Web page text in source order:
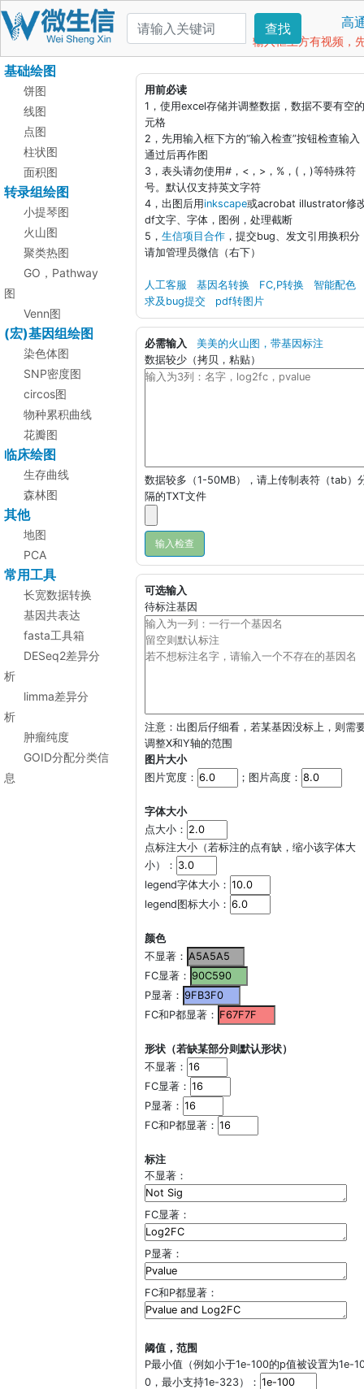
查找 高
输入框上方有视频，
基础绘图
饼图
线图
点图
柱状图
面积图
转录组绘图
小提琴图
火山图
聚类热图
GO，Pathway
图
Venn图
(宏)基因组绘图
染色体图
SNP密度图
circos图
物种累积曲线
花瓣图
临床绘图
生存曲线
森林图
其他
地图
PCA
常用工具
长宽数据转换
基因共表达
fasta工具箱
DESeq2差异分
析
limma差异分
析
肿瘤纯度
GOID分配分类信
息
用前必读
1，使用excel存储并调整数据，数据不要有空
元格
2，先用输入框下方的“输入检查”按钮检查输入
通过后再作图
3，表头请勿使用#，<，>，%，(，)等特殊符
号。默认仅支持英文字符
4，出图后用inkscape或acrobat illustrator修
df文字、字体，图例，处理截断
5， 生信项目合作 ，提交bug、发文引用换积分
请加管理员微信（右下）
人工客服 基因名转换 FC,P转换
智能配色
求及bug提交
pdf转图片
必需输入
美美的火山图，带基因标注
数据较少（拷贝，粘贴）
数据较多（1-50MB），请上传制表符（tab）
隔的TXT文件
可选输入
待标注基因
注意：出图后仔细看，若某基因没标上，则需
调整X和Y轴的范围
图片大小
图片宽度：
；图片高度：
字体大小
点大小：
点标注大小（若标注的点有缺，缩小该字体大
小）：
legend字体大小：
legend图标大小：
颜色
不显著：
FC显著：
P显著：
FC和P都显著：
形状（若缺某部分则默认形状）
不显著：
FC显著：
P显著：
FC和P都显著：
标注
不显著：
FC显著：
P显著：
FC和P都显著：
阈值，范围
P最小值（例如小于1e-100的p值被设置为1e-
0，最小支持1e-323）：